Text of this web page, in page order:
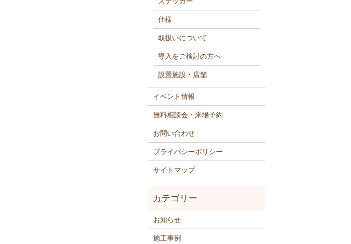
仕様
取扱いについて
導入をご検討の方へ
設置施設・店舗
イベント情報
無料相談会・来場予約
お問い合わせ
プライバシーポリシー
サイトマップ
お知らせ
施工事例